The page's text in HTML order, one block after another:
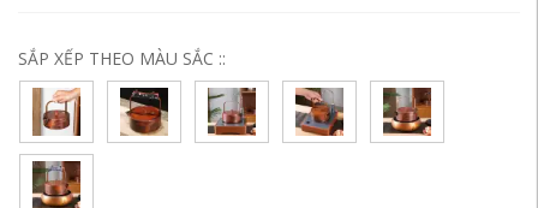
SẮP XẾP THEO MÀU SẮC ::